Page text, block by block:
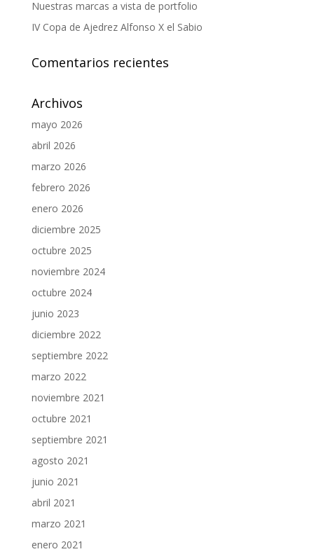
Nuestras marcas a vista de portfolio
IV Copa de Ajedrez Alfonso X el Sabio
Comentarios recientes
Archivos
mayo 2026
abril 2026
marzo 2026
febrero 2026
enero 2026
diciembre 2025
octubre 2025
noviembre 2024
octubre 2024
junio 2023
diciembre 2022
septiembre 2022
marzo 2022
noviembre 2021
octubre 2021
septiembre 2021
agosto 2021
junio 2021
abril 2021
marzo 2021
enero 2021